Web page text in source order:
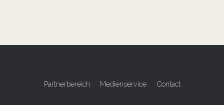
Partnerbereich Medienservice Contact